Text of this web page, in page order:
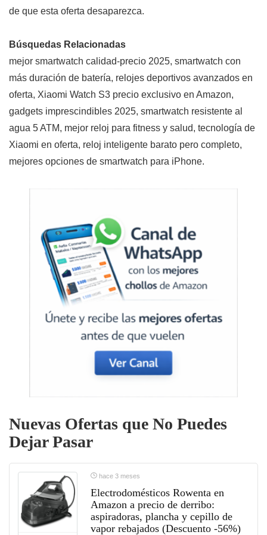
de que esta oferta desaparezca.
Búsquedas Relacionadas
mejor smartwatch calidad-precio 2025, smartwatch con
más duración de batería, relojes deportivos avanzados en
oferta, Xiaomi Watch S3 precio exclusivo en Amazon,
gadgets imprescindibles 2025, smartwatch resistente al
agua 5 ATM, mejor reloj para fitness y salud, tecnología de
Xiaomi en oferta, reloj inteligente barato pero completo,
mejores opciones de smartwatch para iPhone.
Nuevas Ofertas que No Puedes
Dejar Pasar
hace 3 meses
Electrodomésticos Rowenta en
Amazon a precio de derribo:
aspiradoras, plancha y cepillo de
vapor rebajados (Descuento -56%)